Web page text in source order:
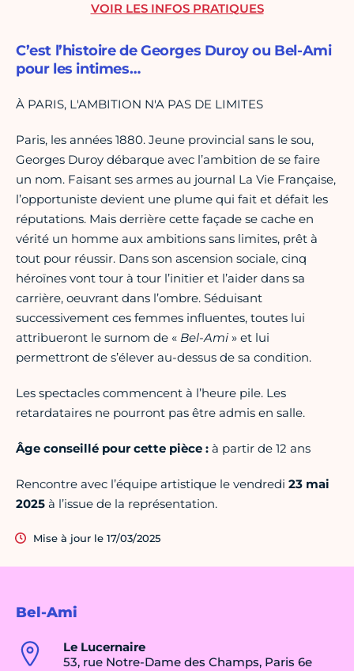
Bel-Ami
Le Lucernaire
53, rue Notre-Dame des Champs, Paris 6e
C’est l’histoire de Georges Duroy ou Bel-Ami
pour les intimes…
À PARIS, L'AMBITION N'A PAS DE LIMITES
Paris, les années 1880. Jeune provincial sans le sou,
Georges Duroy débarque avec l’ambition de se faire
un nom. Faisant ses armes au journal La Vie Française,
l’opportuniste devient une plume qui fait et défait les
réputations. Mais derrière cette façade se cache en
vérité un homme aux ambitions sans limites, prêt à
tout pour réussir. Dans son ascension sociale, cinq
héroïnes vont tour à tour l’initier et l’aider dans sa
carrière, oeuvrant dans l’ombre. Séduisant
successivement ces femmes influentes, toutes lui
attribueront le surnom de « Bel-Ami » et lui
permettront de s’élever au-dessus de sa condition.
Les spectacles commencent à l’heure pile. Les
retardataires ne pourront pas être admis en salle.
Âge conseillé pour cette pièce : à partir de 12 ans
Rencontre avec l’équipe artistique le vendredi 23 mai
2025 à l’issue de la représentation.
Mise à jour le 17/03/2025
VOIR LES INFOS PRATIQUES